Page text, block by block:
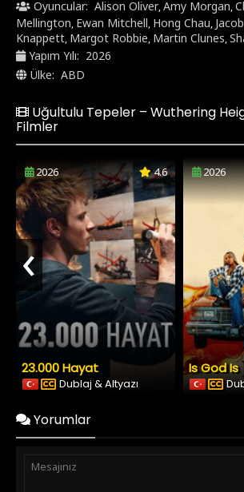
Oyuncular: Alison Oliver,Amy Morgan,
Mellington, Ewan Mitchell, Hong Chau,
Knappett, Margot Robbie, Martin Clunes,
Yapım Yılı: 2026
Ülke: ABD
Uğultulu Tepeler – Wuthering
Filmler
2026 4.6
23.000 Hayat
Dublaj & Altyazı
2026
Is God Is
‹
Yorumlar